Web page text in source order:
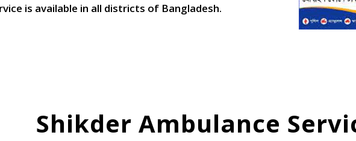
is available in all districts of Bangladesh.
Shikder Ambulance